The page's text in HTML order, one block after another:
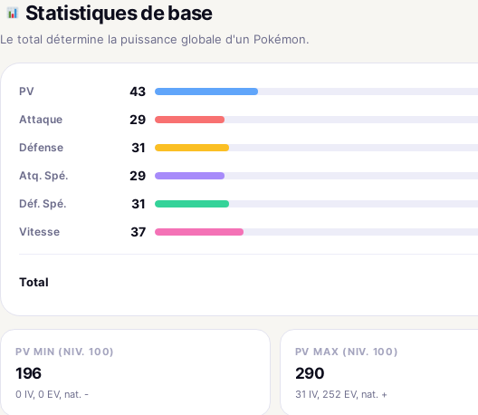
Statistiques de base
Le total détermine la puissance globale d'un Pokémon.
PV 43
Attaque 29
Défense 31
Atq. Spé. 29
Déf. Spé. 31
Vitesse 37
Total
PV MIN (NIV. 100)
196
0 IV, 0 EV, nat. -
PV MAX (NIV. 100)
290
31 IV, 252 EV, nat. +